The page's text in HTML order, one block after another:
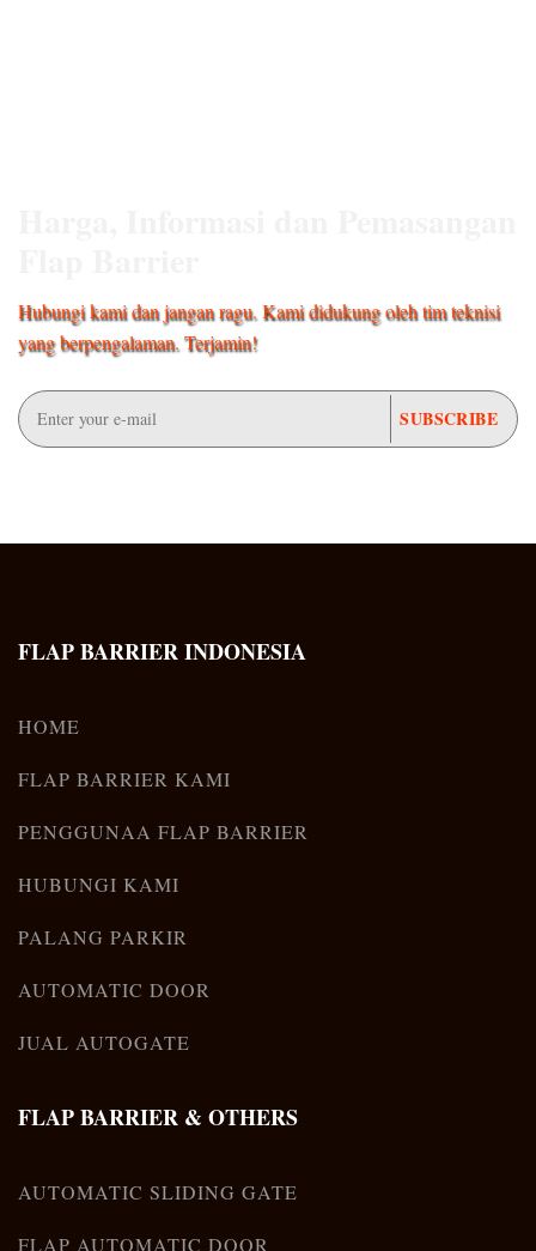
Hubungi kami dan jangan ragu. Kami didukung oleh tim teknisi
yang berpengalaman. Terjamin!
FLAP BARRIER INDONESIA
HOME
FLAP BARRIER KAMI
PENGGUNAA FLAP BARRIER
HUBUNGI KAMI
PALANG PARKIR
AUTOMATIC DOOR
JUAL AUTOGATE
FLAP BARRIER & OTHERS
AUTOMATIC SLIDING GATE
FLAP AUTOMATIC DOOR